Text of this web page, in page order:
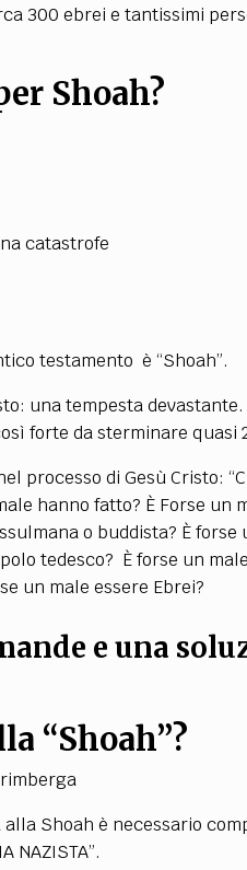
300 ebrei e tantissimi
Shoah?
catastrofe
testamento è “Shoah”.
una tempesta
forte da sterminare quasi
processo di Gesù Cristo:
hanno fatto? È Forse un
o buddista? È
tedesco? È forse un
un male essere Ebrei?
e una
“Shoah”?
Shoah è necessario
NAZISTA”.